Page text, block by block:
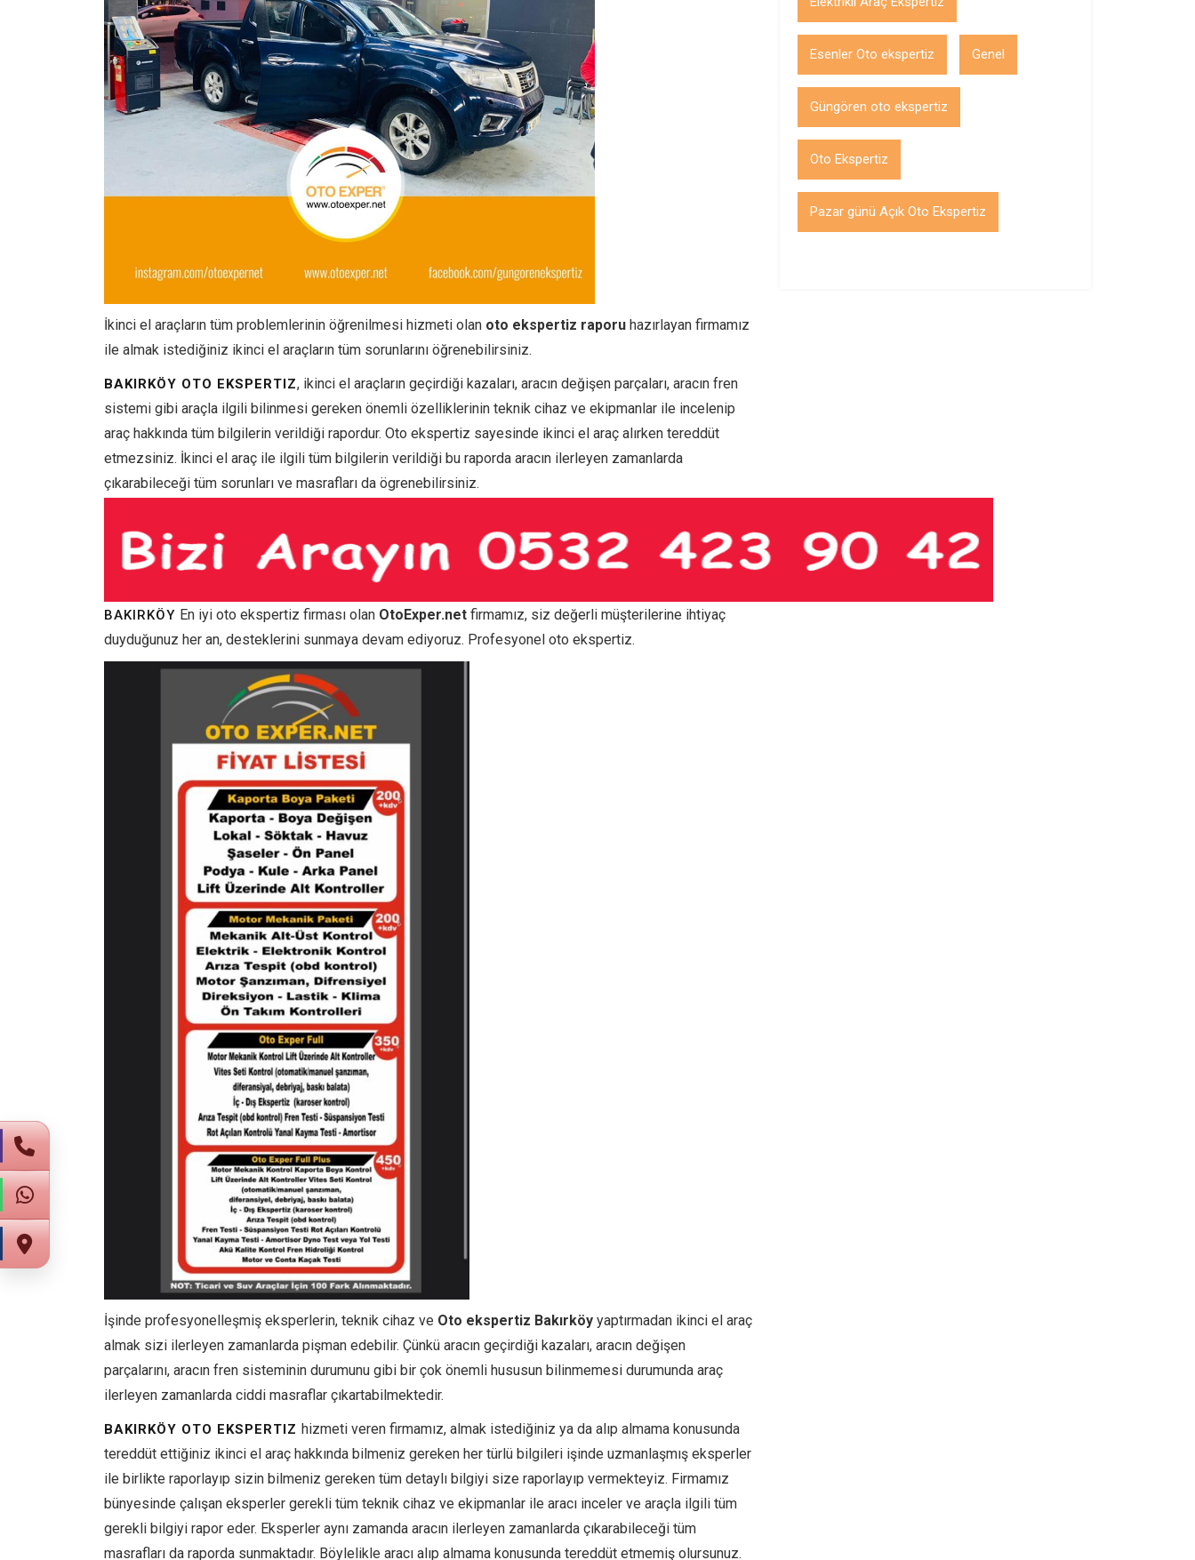
İkinci el araçların tüm problemlerinin öğrenilmesi hizmeti olan oto ekspertiz raporu hazırlayan firmamız
ile almak istediğiniz ikinci el araçların tüm sorunlarını öğrenebilirsiniz.
BAKIRKÖY OTO EKSPERTIZ, ikinci el araçların geçirdiği kazaları, aracın değişen parçaları, aracın fren
sistemi gibi araçla ilgili bilinmesi gereken önemli özelliklerinin teknik cihaz ve ekipmanlar ile incelenip
araç hakkında tüm bilgilerin verildiği rapordur. Oto ekspertiz sayesinde ikinci el araç alırken tereddüt
etmezsiniz. İkinci el araç ile ilgili tüm bilgilerin verildiği bu raporda aracın ilerleyen zamanlarda
çıkarabileceği tüm sorunları ve masrafları da ögrenebilirsiniz.
BAKIRKÖY En iyi oto ekspertiz firması olan OtoExper.net firmamız, siz değerli müşterilerine ihtiyaç
duyduğunuz her an, desteklerini sunmaya devam ediyoruz. Profesyonel oto ekspertiz.
İşinde profesyonelleşmiş eksperlerin, teknik cihaz ve Oto ekspertiz Bakırköy yaptırmadan ikinci el araç
almak sizi ilerleyen zamanlarda pişman edebilir. Çünkü aracın geçirdiği kazaları, aracın değişen
parçalarını, aracın fren sisteminin durumunu gibi bir çok önemli hususun bilinmemesi durumunda araç
ilerleyen zamanlarda ciddi masraflar çıkartabilmektedir.
BAKIRKÖY OTO EKSPERTIZ hizmeti veren firmamız, almak istediğiniz ya da alıp almama konusunda
tereddüt ettiğiniz ikinci el araç hakkında bilmeniz gereken her türlü bilgileri işinde uzmanlaşmış eksperler
ile birlikte raporlayıp sizin bilmeniz gereken tüm detaylı bilgiyi size raporlayıp vermekteyiz. Firmamız
bünyesinde çalışan eksperler gerekli tüm teknik cihaz ve ekipmanlar ile aracı inceler ve araçla ilgili tüm
gerekli bilgiyi rapor eder. Eksperler aynı zamanda aracın ilerleyen zamanlarda çıkarabileceği tüm
masrafları da raporda sunmaktadır. Böylelikle aracı alıp almama konusunda tereddüt etmemiş olursunuz.
Esenler Oto ekspertiz Genel
Güngören oto ekspertiz
Oto Ekspertiz
Pazar günü Açık Oto Ekspertiz